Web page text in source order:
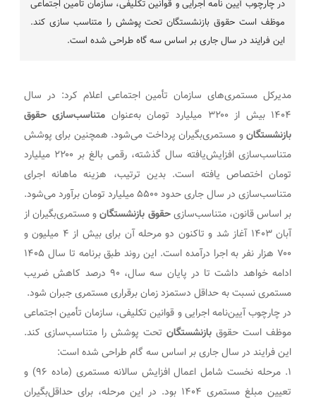
در چارچوب آیین نامه اجرایی و قوانین تکلیفی، سازمان تامین اجتماعی
موظف است حقوق بازنشستگان تحت پوشش را متناسب سازی کند.
این فرایند در سال جاری بر اساس سه گاه طراحی شده است.
مدیرکل مستمری‌های سازمان تأمین اجتماعی اعلام کرد: در سال
۱۴۰۴ بیش از ۳۲۰۰ میلیارد تومان به‌عنوان
متناسب‌سازی حقوق
بازنشستگانو مستمری‌بگیران پرداخت می‌شود. همچنین برای پوشش
متناسب‌سازی افزایش‌یافته سال گذشته، رقمی بالغ بر ۲۲۰۰ میلیارد
تومان اختصاص یافته است. بدین ترتیب، هزینه ماهانه اجرای
متناسب‌سازی در سال جاری حدود ۵۵۰۰ میلیارد تومان برآورد می‌شود.
بر اساس قانون، متناسب‌سازیحقوق بازنشستگانو مستمری‌بگیران از
آبان ۱۴۰۳ آغاز شد و تاکنون دو مرحله آن برای بیش از ۴ میلیون و
۷۰۰ هزار نفر به اجرا درآمده است. این روند طبق برنامه تا سال ۱۴۰۵
ادامه خواهد داشت تا در پایان سه سال، ۹۰ درصد کاهش ضریب
مستمری نسبت به حداقل دستمزد زمان برقراری مستمری جبران شود.
در چارچوب آیین‌نامه اجرایی و قوانین تکلیفی، سازمان تأمین اجتماعی
موظف است حقوق بازنشستگان تحت پوشش را متناسب‌سازی کند.
این فرایند در سال جاری بر اساس سه گام طراحی شده است:
۱. مرحله نخست شامل اعمال افزایش سالانه مستمری (ماده ۹۶) و
تعیین مبلغ مستمری ۱۴۰۴ بود. در این مرحله، برای حداقل‌بگیران